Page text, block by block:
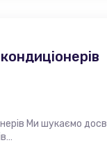
Ми шукаємо